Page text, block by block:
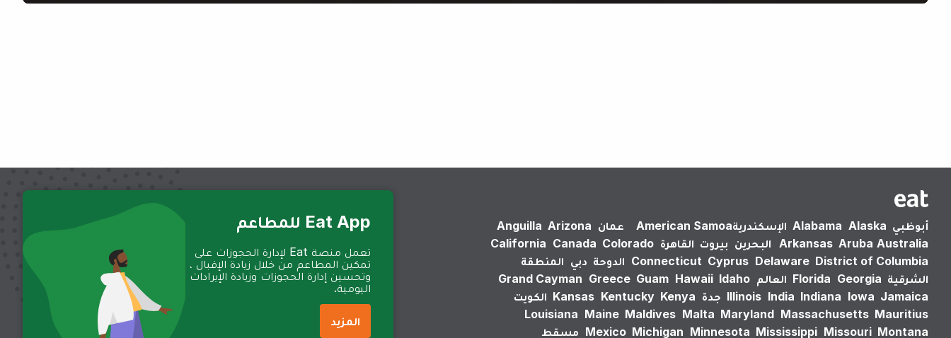
أبوظبي Alabama Alaska الإسكندرية‎American Samoa عمان Anguilla Arizona
Arkansas Aruba Australia البحرين بيروت القاهرة California Canada Colorado
Connecticut Cyprus Delaware District of Columbia الدوحة دبي المنطقة
الشرقية
Florida Georgia العالم Grand Cayman Greece Guam Hawaii Idaho
Illinois India Indiana Iowa Jamaica جدة Kansas Kentucky Kenya
الكويت
Louisiana Maine Maldives Malta Maryland Massachusetts Mauritius
Mexico Michigan Minnesota Mississippi Missouri Montana مسقط
Eat App للمطاعم
تعمل منصة Eat لإدارة الحجوزات على
تمكين المطاعم من خلال زيادة الإقبال ،
وتحسين إدارة الحجوزات وزيادة الإيرادات
اليومية.
المزيد